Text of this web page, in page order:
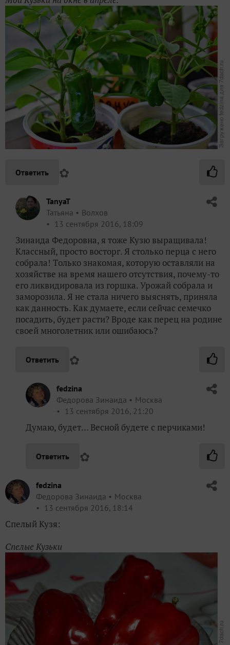
Ответить ✿
TanyaT
Татьяна
Волхов
13 сентября 2016, 18:09
Зинаида Федоровна, я тоже Кузю выращивала!
Классный, просто восторг. Я столько перца с него
собрала! Только знакомая, которую оставляли на
хозяйстве на время нашего отсутствия, почему-то
его ликвидировала из горшка. Урожай собрала и
заморозила. Я не стала ничего выяснять, приняла
как данность. Как думаете, если сейчас семечко
посадить, будет расти? Вроде как перец на родине
своей многолетник или ошибаюсь?
Ответить ✿
fedzina
Федорова Зинаида
Москва
13 сентября 2016, 21:20
Думаю, будет… Весной будете с перчиками!
Ответить ✿
fedzina
Федорова Зинаида
Москва
13 сентября 2016, 18:14
Спелый Кузя:
Спелые Кузьки